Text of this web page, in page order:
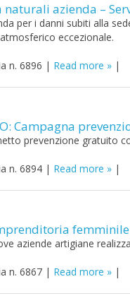
naturali azienda –
per i danni subiti alla
eccezionale.
n. 6896 | Read more |
Campagna
prevenzione gratuito
n. 6894 | Read more |
aziende artigiane
n. 6867 | Read more |